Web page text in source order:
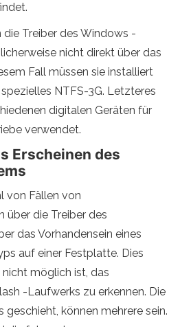
die Treiber des Windows -
nicht direkt über das
Fall müssen sie installiert
NTFS-3G. Letzteres
digitalen Geräten für
verwendet.
Erscheinen des
von Fällen von
über die Treiber des
das Vorhandensein eines
auf einer Festplatte. Dies
möglich ist, das
-Laufwerks zu erkennen. Die
geschieht, können mehrere sein.